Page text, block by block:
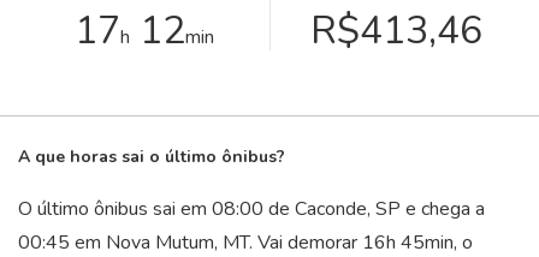
17h 12min R$413,46
A que horas sai o último ônibus?
O último ônibus sai em 08:00 de Caconde, SP e chega a
00:45 em Nova Mutum, MT. Vai demorar 16h 45min, o